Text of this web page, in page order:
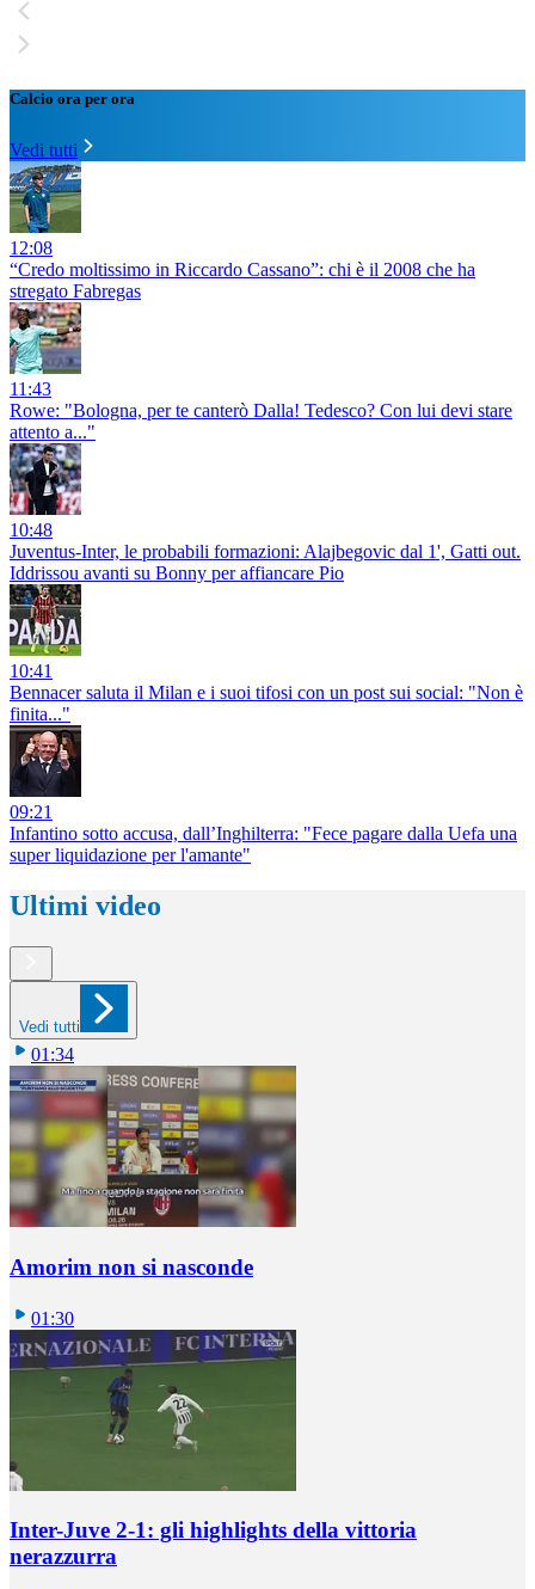
Calcio ora per ora
Vedi tutti
12:08
“Credo moltissimo in Riccardo Cassano”: chi è il 2008 che ha
stregato Fabregas
11:43
Rowe: "Bologna, per te canterò Dalla! Tedesco? Con lui devi stare
attento a..."
10:48
Juventus-Inter, le probabili formazioni: Alajbegovic dal 1', Gatti out.
Iddrissou avanti su Bonny per affiancare Pio
10:41
Bennacer saluta il Milan e i suoi tifosi con un post sui social: "Non è
finita..."
09:21
Infantino sotto accusa, dall’Inghilterra: "Fece pagare dalla Uefa una
super liquidazione per l'amante"
Ultimi video
Vedi tutti
01:34
Amorim non si nasconde
01:30
Inter-Juve 2-1: gli highlights della vittoria
nerazzurra